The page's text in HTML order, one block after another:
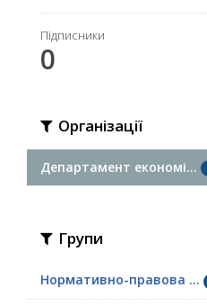
Підписники
0
Організації
Департамент економі...
Групи
Нормативно-правова ...